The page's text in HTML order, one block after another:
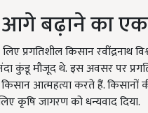
बढ़ाने का एक
प्रगतिशील किसान रवींद्रनाथ
कुंडू मौजूद थे.इस अवसर पर
आत्महत्या करते हैं. किसानों
कृषि जागरण को धन्यवाद दिया.